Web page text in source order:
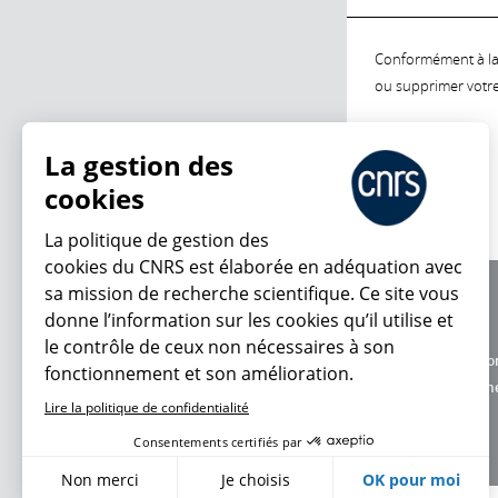
Conformément à
ou supprimer
Charte
Données
La gestion des
cookies
La politique de gestion des
cookies du CNRS est élaborée en adéquation avec
sa mission de recherche scientifique. Ce site vous
donne l’information sur les cookies qu’il utilise et
le contrôle de ceux non nécessaires à son
fonctionnement et son amélioration.
Lire la politique de confidentialité
Consentements certifiés par
Non merci Je choisis OK pour moi